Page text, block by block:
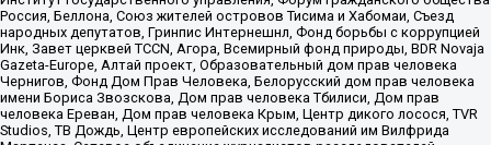
Россия, Беллона, Союз жителей островов Тисима и Хабомаи, Съезд
народных депутатов, Гринпис Интернешнл, Фонд борьбы с коррупцией
Инк, Завет церквей TCCN, Агора, Всемирный фонд природы, BDR Novaja
Gazeta-Europe, Алтай проект, Образовательный дом прав человека
Чернигов, Фонд Дом Прав Человека, Белорусский дом прав человека
имени Бориса Звозскова, Дом прав человека Тбилиси, Дом прав
человека Ереван, Дом прав человека Крым, Центр дикого лосося, TVR
Studios, ТВ Дождь, Центр европейских исследований им Вилфрида